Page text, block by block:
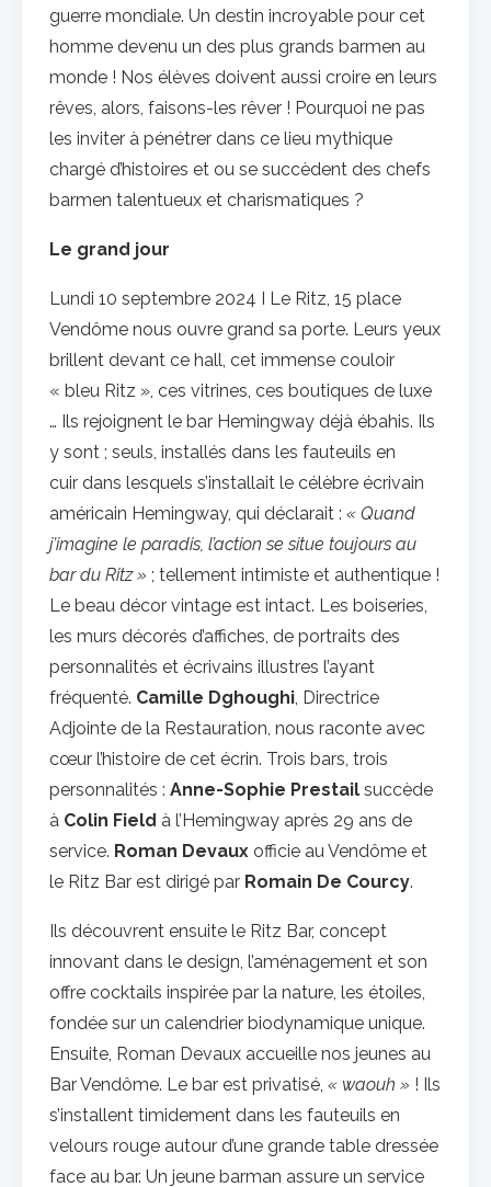
guerre mondiale. Un destin incroyable pour cet
homme devenu un des plus grands barmen au
monde ! Nos élèves doivent aussi croire en leurs
rêves, alors, faisons-les rêver ! Pourquoi ne pas
les inviter à pénétrer dans ce lieu mythique
chargé d’histoires et ou se succèdent des chefs
barmen talentueux et charismatiques ?
Le grand jour
Lundi 10 septembre 2024 I Le Ritz, 15 place
Vendôme nous ouvre grand sa porte. Leurs yeux
brillent devant ce hall, cet immense couloir
« bleu Ritz », ces vitrines, ces boutiques de luxe
… Ils rejoignent le bar Hemingway déjà ébahis. Ils
y sont ; seuls, installés dans les fauteuils en
cuir dans lesquels s’installait le célèbre écrivain
américain Hemingway, qui déclarait : « Quand
j’imagine le paradis, l’action se situe toujours au
bar du Ritz » ; tellement intimiste et authentique !
Le beau décor vintage est intact. Les boiseries,
les murs décorés d’affiches, de portraits des
personnalités et écrivains illustres l’ayant
fréquenté. Camille Dghoughi, Directrice
Adjointe de la Restauration, nous raconte avec
cœur l’histoire de cet écrin. Trois bars, trois
personnalités : Anne-Sophie Prestail succède
à Colin Field à l’Hemingway après 29 ans de
service. Roman Devaux officie au Vendôme et
le Ritz Bar est dirigé par Romain De Courcy.
Ils découvrent ensuite le Ritz Bar, concept
innovant dans le design, l’aménagement et son
offre cocktails inspirée par la nature, les étoiles,
fondée sur un calendrier biodynamique unique.
Ensuite, Roman Devaux accueille nos jeunes au
Bar Vendôme. Le bar est privatisé, « waouh » ! Ils
s’installent timidement dans les fauteuils en
velours rouge autour d’une grande table dressée
face au bar. Un jeune barman assure un service